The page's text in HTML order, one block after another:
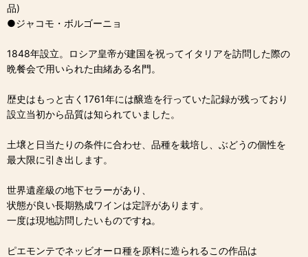
品)
●ジャコモ・ボルゴーニョ
1848年設立。ロシア皇帝が建国を祝ってイタリアを訪問した際の
晩餐会で用いられた由緒ある名門。
歴史はもっと古く1761年には醸造を行っていた記録が残っており
設立当初から品質は知られていました。
土壌と日当たりの条件に合わせ、品種を栽培し、ぶどうの個性を
最大限に引き出します。
世界遺産級の地下セラーがあり、
状態が良い長期熟成ワインは定評があります。
一度は現地訪問したいものですね。
ピエモンテでネッビオーロ種を原料に造られるこの作品は